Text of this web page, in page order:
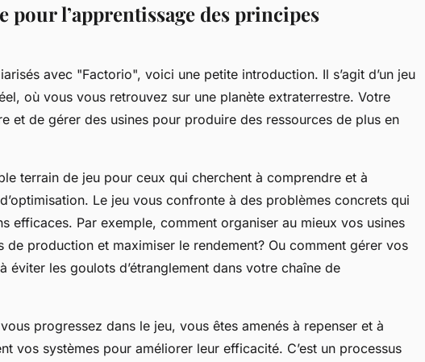
l’apprentissage des principes
avec "Factorio", voici une petite introduction. Il s’agit d’un jeu
où vous vous retrouvez sur une planète extraterrestre. Votre
et de gérer des usines pour produire des ressources de plus en
terrain de jeu pour ceux qui cherchent à comprendre et à
Le jeu vous confronte à des problèmes concrets qui
efficaces. Par exemple, comment organiser au mieux vos usines
de production et maximiser le rendement? Ou comment gérer vos
éviter les goulots d’étranglement dans votre chaîne de
progressez dans le jeu, vous êtes amenés à repenser et à
vos systèmes pour améliorer leur efficacité. C’est un processus